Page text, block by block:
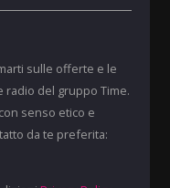
sulle offerte e le
radio del gruppo Time.
senso etico e
da te preferita: